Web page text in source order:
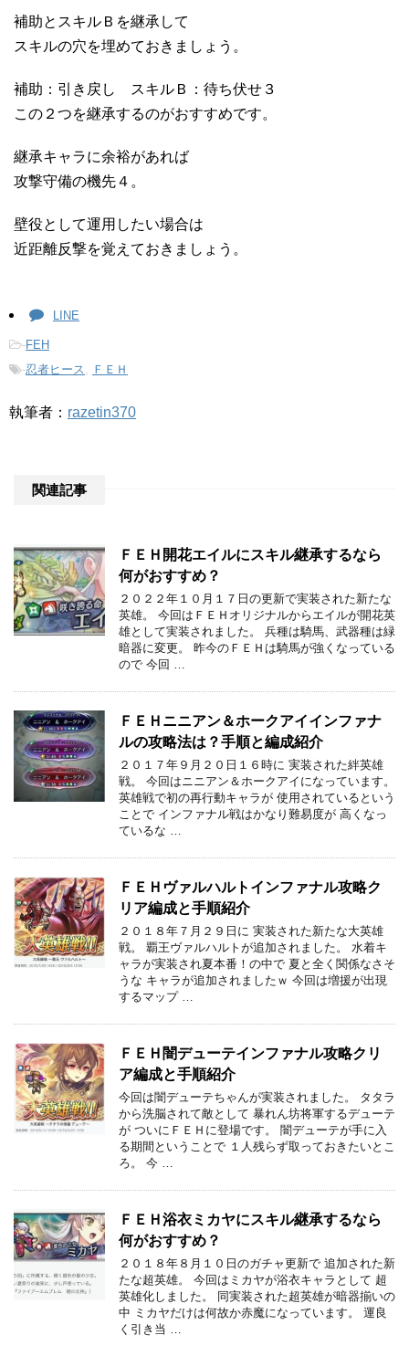
補助とスキルＢを継承して
スキルの穴を埋めておきましょう。
補助：引き戻し スキルＢ：待ち伏せ３
この２つを継承するのがおすすめです。
継承キャラに余裕があれば
攻撃守備の機先４。
壁役として運用したい場合は
近距離反撃を覚えておきましょう。
LINE
-FEH
-忍者ヒース, ＦＥＨ
執筆者： razetin370
関連記事
ＦＥＨ開花エイルにスキル継承するなら
何がおすすめ？
２０２２年１０月１７日の更新で実装された新たな
英雄。 今回はＦＥＨオリジナルからエイルが開花英
雄として実装されました。 兵種は騎馬、武器種は緑
暗器に変更。 昨今のＦＥＨは騎馬が強くなっている
ので 今回 …
ＦＥＨニニアン＆ホークアイインファナ
ルの攻略法は？手順と編成紹介
２０１７年９月２０日１６時に 実装された絆英雄
戦。 今回はニニアン＆ホークアイになっています。
英雄戦で初の再行動キャラが 使用されているという
ことで インファナル戦はかなり難易度が 高くなっ
ているな …
ＦＥＨヴァルハルトインファナル攻略ク
リア編成と手順紹介
２０１８年７月２９日に 実装された新たな大英雄
戦。 覇王ヴァルハルトが追加されました。 水着キ
ャラが実装され夏本番！の中で 夏と全く関係なさそ
うな キャラが追加されましたｗ 今回は増援が出現
するマップ …
ＦＥＨ闇デューテインファナル攻略クリ
ア編成と手順紹介
今回は闇デューテちゃんが実装されました。 タタラ
から洗脳されて敵として 暴れん坊将軍するデューテ
が ついにＦＥＨに登場です。 闇デューテが手に入
る期間ということで １人残らず取っておきたいとこ
ろ。 今 …
ＦＥＨ浴衣ミカヤにスキル継承するなら
何がおすすめ？
２０１８年８月１０日のガチャ更新で 追加された新
たな超英雄。 今回はミカヤが浴衣キャラとして 超
英雄化しました。 同実装された超英雄が暗器揃いの
中 ミカヤだけは何故か赤魔になっています。 運良
く引き当 …